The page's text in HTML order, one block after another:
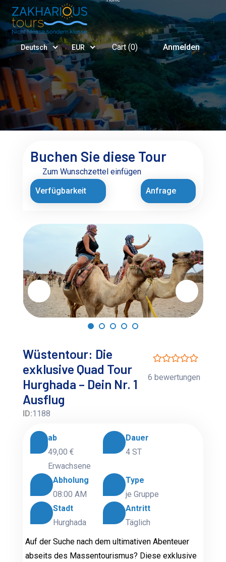
Deutsch EUR Cart (0) Anmelden
Wüstentour: Die
exklusive Quad Tour
Hurghada – Dein Nr. 1
Ausflug
ID:1188
6 bewertungen
ab
49,00 €
Erwachsene
Dauer
4 ST
Abholung
08:00 AM
Type
je Gruppe
Stadt
Hurghada
Antritt
Täglich
Auf der Suche nach dem ultimativen Abenteuer
abseits des Massentourismus? Diese exklusive
Buchen Sie diese Tour
Zum Wunschzettel einfügen
Verfügbarkeit
Anfrage